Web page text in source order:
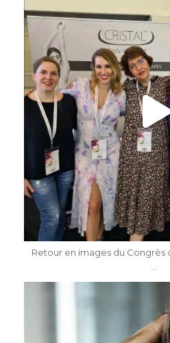
Mai 7
Retour en images du Congrès
...